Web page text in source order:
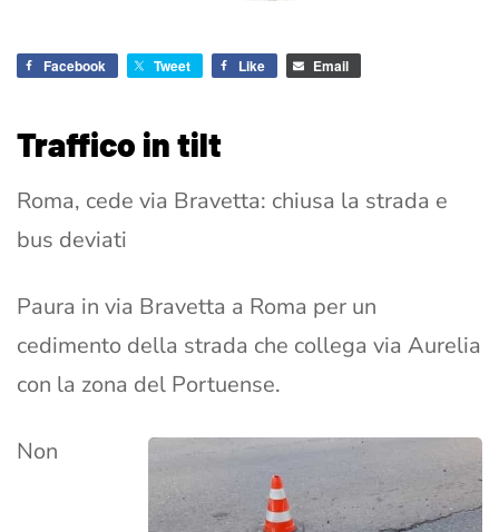
Facebook Tweet Like Email
Traffico in tilt
Roma, cede via Bravetta: chiusa la strada e
bus deviati
Paura in via Bravetta a Roma per un
cedimento della strada che collega via Aurelia
con la zona del Portuense.
Non